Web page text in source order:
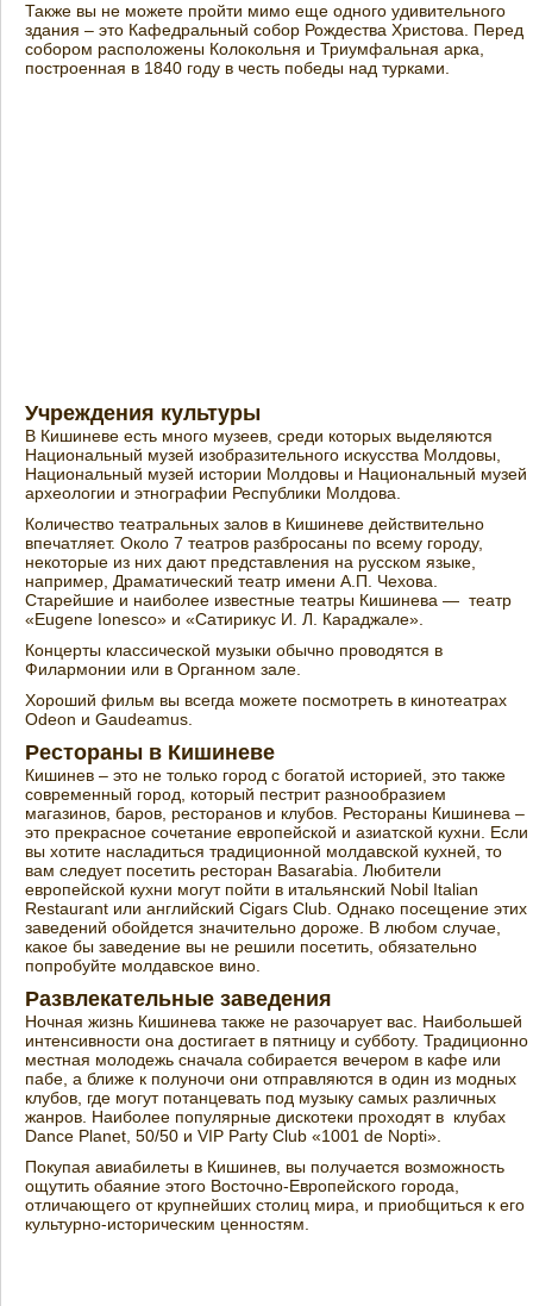
Также вы не можете пройти мимо еще одного удивительного
здания – это Кафедральный собор Рождества Христова. Перед
собором расположены Колокольня и Триумфальная арка,
построенная в 1840 году в честь победы над турками.
Учреждения культуры
В Кишиневе есть много музеев, среди которых выделяются
Национальный музей изобразительного искусства Молдовы,
Национальный музей истории Молдовы и Национальный музей
археологии и этнографии Республики Молдова.
Количество театральных залов в Кишиневе действительно
впечатляет. Около 7 театров разбросаны по всему городу,
некоторые из них дают представления на русском языке,
например, Драматический театр имени А.П. Чехова.
Старейшие и наиболее известные театры Кишинева — театр
«Eugene Ionesco» и «Сатирикус И. Л. Караджале».
Концерты классической музыки обычно проводятся в
Филармонии или в Органном зале.
Хороший фильм вы всегда можете посмотреть в кинотеатрах
Odeon и Gaudeamus.
Рестораны в Кишиневе
Кишинев – это не только город с богатой историей, это также
современный город, который пестрит разнообразием
магазинов, баров, ресторанов и клубов. Рестораны Кишинева –
это прекрасное сочетание европейской и азиатской кухни. Если
вы хотите насладиться традиционной молдавской кухней, то
вам следует посетить ресторан Basarabia. Любители
европейской кухни могут пойти в итальянский Nobil Italian
Restaurant или английский Cigars Club. Однако посещение этих
заведений обойдется значительно дороже. В любом случае,
какое бы заведение вы не решили посетить, обязательно
попробуйте молдавское вино.
Развлекательные заведения
Ночная жизнь Кишинева также не разочарует вас. Наибольшей
интенсивности она достигает в пятницу и субботу. Традиционно
местная молодежь сначала собирается вечером в кафе или
пабе, а ближе к полуночи они отправляются в один из модных
клубов, где могут потанцевать под музыку самых различных
жанров. Наиболее популярные дискотеки проходят в клубах
Dance Planet, 50/50 и VIP Party Club «1001 de Nopti».
Покупая авиабилеты в Кишинев, вы получается возможность
ощутить обаяние этого Восточно-Европейского города,
отличающего от крупнейших столиц мира, и приобщиться к его
культурно-историческим ценностям.